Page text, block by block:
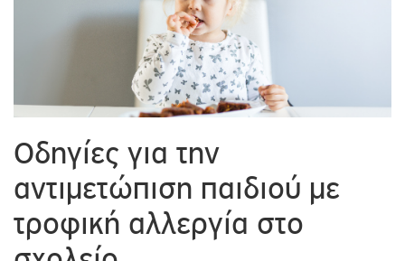
Οδηγίες για την
αντιμετώπιση παιδιού με
τροφική αλλεργία στο